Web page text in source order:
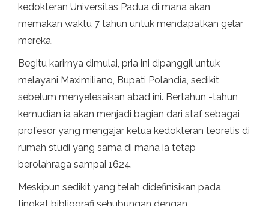
kedokteran Universitas Padua di mana akan
memakan waktu 7 tahun untuk mendapatkan gelar
mereka.
Begitu karirnya dimulai, pria ini dipanggil untuk
melayani Maximiliano, Bupati Polandia, sedikit
sebelum menyelesaikan abad ini. Bertahun -tahun
kemudian ia akan menjadi bagian dari staf sebagai
profesor yang mengajar ketua kedokteran teoretis di
rumah studi yang sama di mana ia tetap
berolahraga sampai 1624.
Meskipun sedikit yang telah didefinisikan pada